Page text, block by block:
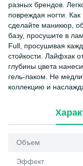
разных брендов.
повреждая ногти. Как
сделайте маникюр,
базу, просушите в
Full, просушивая
стойкости. Лайфхак
глубины цвета
гель-лаком. Не
коллекцию и
Объем
Эффект